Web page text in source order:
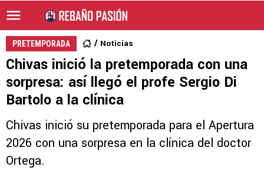
PRETEMPORADA Noticias
Chivas inició la pretemporada con una
sorpresa: así llegó el profe Sergio Di
Bartolo a la clínica
Chivas inició su pretemporada para el Apertura
2026 con una sorpresa en la clínica del doctor
Ortega.